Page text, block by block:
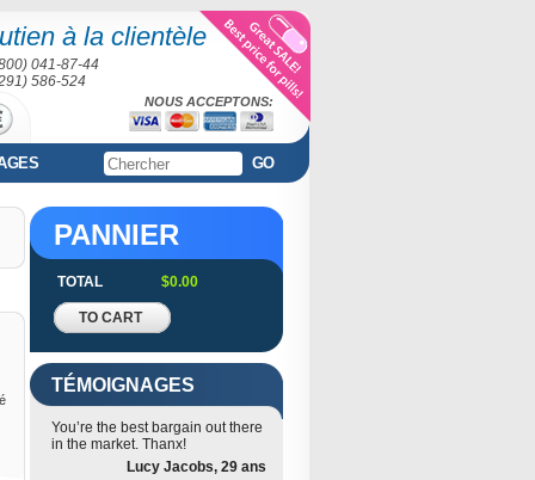
à la clientèle
041-87-44
586-524
NOUS ACCEPTONS:
GO
PANNIER
TOTAL $0.00
TO CART
TÉMOIGNAGES
You’re the best bargain out there
in the market. Thanx!
Lucy Jacobs, 29 ans